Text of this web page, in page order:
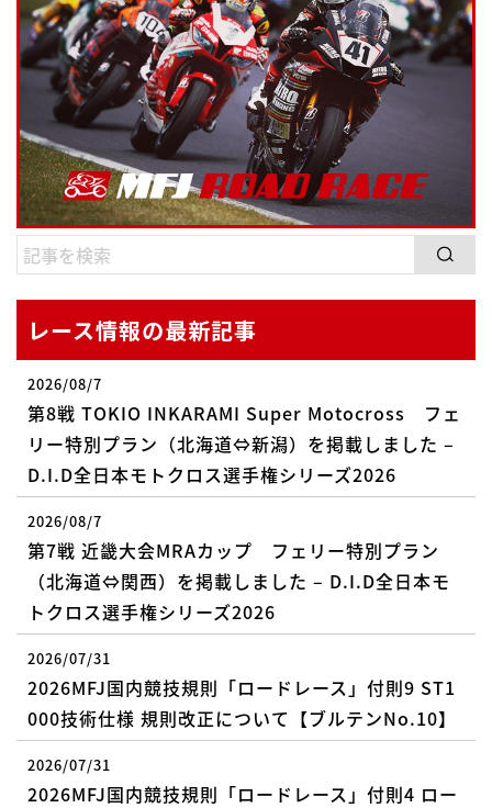
レース情報の最新記事
2026/08/7
第8戦 TOKIO INKARAMI Super Motocross フェ
リー特別プラン（北海道⇔新潟）を掲載しました –
D.I.D全日本モトクロス選手権シリーズ2026
2026/08/7
第7戦 近畿大会MRAカップ フェリー特別プラン
（北海道⇔関西）を掲載しました – D.I.D全日本モ
トクロス選手権シリーズ2026
2026/07/31
2026MFJ国内競技規則「ロードレース」付則9 ST1
000技術仕様 規則改正について【ブルテンNo.10】
2026/07/31
2026MFJ国内競技規則「ロードレース」付則4 ロー